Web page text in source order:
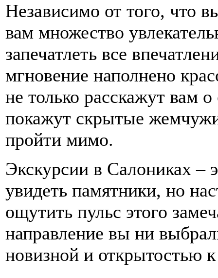
Независимо от того, что
вам множество
запечатлеть все
мгновение наполнено
не только расскажут вам
покажут скрытые
пройти мимо.
Экскурсии в Салониках –
увидеть памятники, но
ощутить пульс этого
направление вы ни
новизной и открытостью